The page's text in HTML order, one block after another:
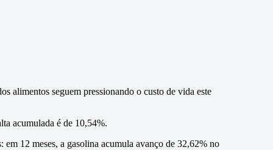
alimentos seguem pressionando o custo de vida este
acumulada é de 10,54%.
12 meses, a gasolina acumula avanço de 32,62% no